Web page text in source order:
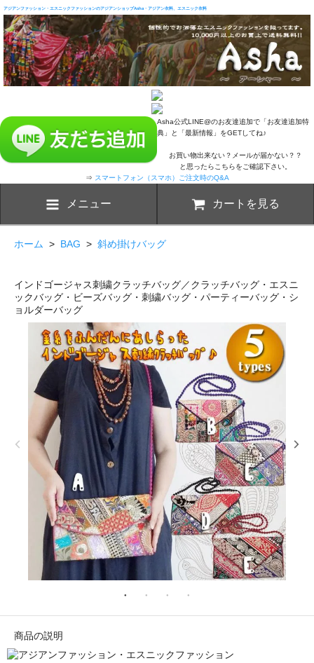
アジアンファッション・エスニックファッションのアジアンショップAsha・アジアン衣料、エスニック衣料
Asha公式LINE@のお友達追加で「お友達追加特
典」と「最新情報」をGETしてね♪
お買い物出来ない？メールが届かない？？
と思ったらこちらをご確認下さい。
⇒ スマートフォン（スマホ）ご注文時のQ&A
メニュー カートを見る
ホーム > BAG > 斜め掛けバッグ
インドゴージャス刺繍クラッチバッグ／クラッチバッグ・エスニ
ックバッグ・ビーズバッグ・刺繍バッグ・パーティーバッグ・シ
ョルダーバッグ
商品の説明